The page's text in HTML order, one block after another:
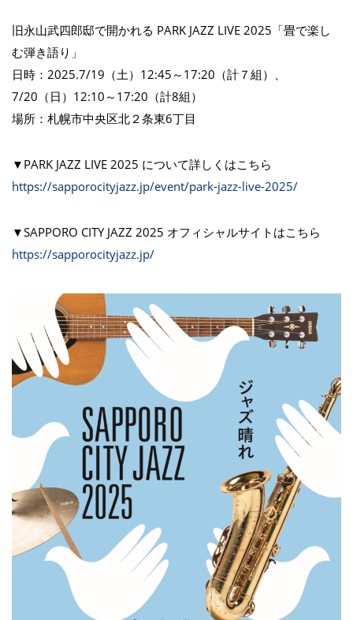
旧永山武四郎邸で開かれる PARK JAZZ LIVE 2025「畳で楽し
む弾き語り」
日時：2025.7/19（土）12:45～17:20（計７組）、
7/20（日）12:10～17:20（計8組）
場所：札幌市中央区北２条東6丁目
▼PARK JAZZ LIVE 2025 について詳しくはこちら
https://sapporocityjazz.jp/event/park-jazz-live-2025/
▼SAPPORO CITY JAZZ 2025 オフィシャルサイトはこちら
https://sapporocityjazz.jp/